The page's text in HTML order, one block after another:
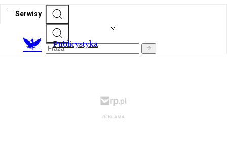
Serwisy
Publicystyka